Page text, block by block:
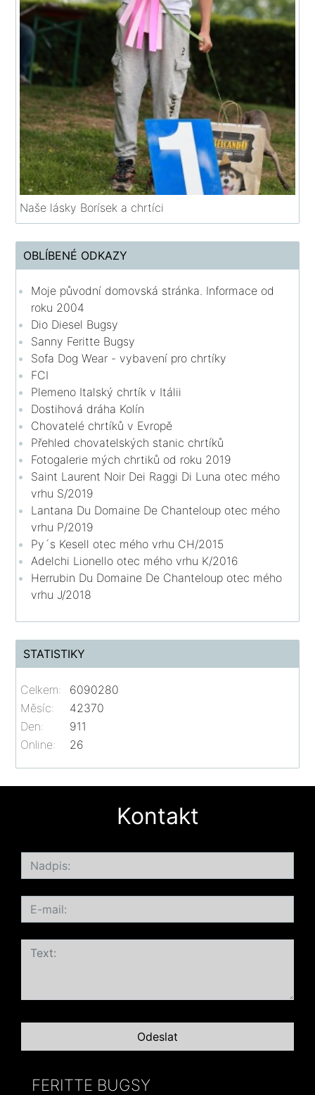
Naše lásky Borísek a chrtíci
OBLÍBENÉ ODKAZY
Moje původní domovská stránka. Informace od
roku 2004
Dio Diesel Bugsy
Sanny Feritte Bugsy
Sofa Dog Wear - vybavení pro chrtíky
FCI
Plemeno Italský chrtík v Itálii
Dostihová dráha Kolín
Chovatelé chrtíků v Evropě
Přehled chovatelských stanic chrtíků
Fotogalerie mých chrtiků od roku 2019
Saint Laurent Noir Dei Raggi Di Luna otec mého
vrhu S/2019
Lantana Du Domaine De Chanteloup otec mého
vrhu P/2019
Py´s Kesell otec mého vrhu CH/2015
Adelchi Lionello otec mého vrhu K/2016
Herrubin Du Domaine De Chanteloup otec mého
vrhu J/2018
STATISTIKY
Online: 26
Celkem:
6090280
Měsíc:
42370
Den:
911
Kontakt
FERITTE BUGSY